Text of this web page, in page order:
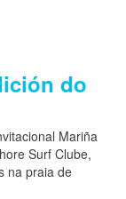
do
Mariña
Surf Clube,
na praia de